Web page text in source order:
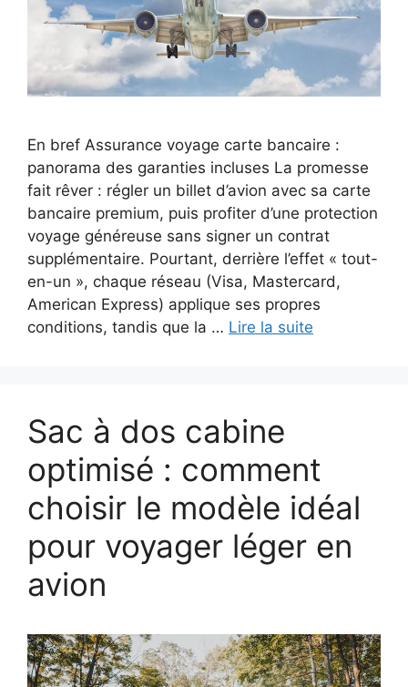
En bref Assurance voyage carte bancaire :
panorama des garanties incluses La promesse
fait rêver : régler un billet d’avion avec sa carte
bancaire premium, puis profiter d’une protection
voyage généreuse sans signer un contrat
supplémentaire. Pourtant, derrière l’effet « tout-
en-un », chaque réseau (Visa, Mastercard,
American Express) applique ses propres
conditions, tandis que la … Lire la suite
Sac à dos cabine
optimisé : comment
choisir le modèle idéal
pour voyager léger en
avion